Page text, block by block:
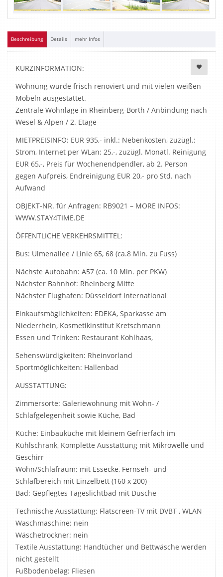
Beschreibung Details mehr Infos
KURZINFORMATION:
Wohnung wurde frisch renoviert und mit vielen weißen
Möbeln ausgestattet.
Zentrale Wohnlage in Rheinberg-Borth / Anbindung nach
Wesel & Alpen / 2. Etage
MIETPREISINFO: EUR 935,- inkl.: Nebenkosten, zuzügl.:
Strom, Internet per WLan: 25,-, zuzügl. Monatl. Reinigung
EUR 65,-, Preis für Wochenendpendler, ab 2. Person
gegen Aufpreis, Endreinigung EUR 20,- pro Std. nach
Aufwand
OBJEKT-NR. für Anfragen: RB9021 – MORE INFOS:
WWW.STAY4TIME.DE
ÖFFENTLICHE VERKEHRSMITTEL:
Bus: Ulmenallee / Linie 65, 68 (ca.8 Min. zu Fuss)
Nächste Autobahn: A57 (ca. 10 Min. per PKW)
Nächster Bahnhof: Rheinberg Mitte
Nächster Flughafen: Düsseldorf International
Einkaufsmöglichkeiten: EDEKA, Sparkasse am
Niederrhein, Kosmetikinstitut Kretschmann
Essen und Trinken: Restaurant Kohlhaas,
Sehenswürdigkeiten: Rheinvorland
Sportmöglichkeiten: Hallenbad
AUSSTATTUNG:
Zimmersorte: Galeriewohnung mit Wohn- /
Schlafgelegenheit sowie Küche, Bad
Küche: Einbauküche mit kleinem Gefrierfach im
Kühlschrank, Komplette Ausstattung mit Mikrowelle und
Geschirr
Wohn/Schlafraum: mit Essecke, Fernseh- und
Schlafbereich mit Einzelbett (160 x 200)
Bad: Gepflegtes Tageslichtbad mit Dusche
Technische Ausstattung: Flatscreen-TV mit DVBT , WLAN
Waschmaschine: nein
Wäschetrockner: nein
Textile Ausstattung: Handtücher und Bettwäsche werden
nicht gestellt
Fußbodenbelag: Fliesen